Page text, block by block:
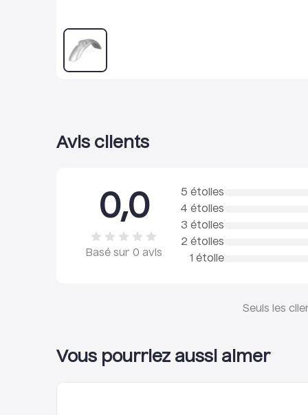
Avis clients
0,0
Basé sur 0 avis
5 étoiles
4 étoiles
3 étoiles
2 étoiles
1 étoile
Seuls les
Vous pourriez aussi aimer